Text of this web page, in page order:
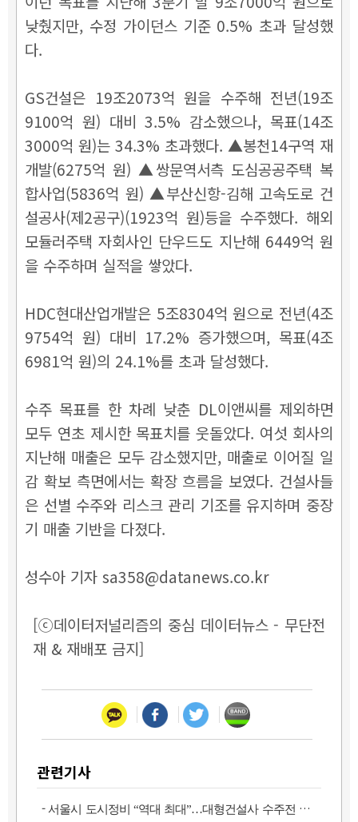
낮췄지만, 수정 가이던스 기준 0.5% 초과 달성했
다.
GS건설은 19조2073억 원을 수주해 전년(19조
9100억 원) 대비 3.5% 감소했으나, 목표(14조
3000억 원)는 34.3% 초과했다. ▲봉천14구역 재
개발(6275억 원) ▲쌍문역서측 도심공공주택 복
합사업(5836억 원) ▲부산신항-김해 고속도로 건
설공사(제2공구)(1923억 원)등을 수주했다. 해외
모듈러주택 자회사인 단우드도 지난해 6449억 원
을 수주하며 실적을 쌓았다.
HDC현대산업개발은 5조8304억 원으로 전년(4조
9754억 원) 대비 17.2% 증가했으며, 목표(4조
6981억 원)의 24.1%를 초과 달성했다.
수주 목표를 한 차례 낮춘 DL이앤씨를 제외하면
모두 연초 제시한 목표치를 웃돌았다. 여섯 회사의
지난해 매출은 모두 감소했지만, 매출로 이어질 일
감 확보 측면에서는 확장 흐름을 보였다. 건설사들
은 선별 수주와 리스크 관리 기조를 유지하며 중장
기 매출 기반을 다졌다.
성수아 기자 sa358@datanews.co.kr
[ⓒ데이터저널리즘의 중심 데이터뉴스 - 무단전
재 & 재배포 금지]
관련기사
-서울시 도시정비 “역대 최대”…대형건설사 수주전 과열